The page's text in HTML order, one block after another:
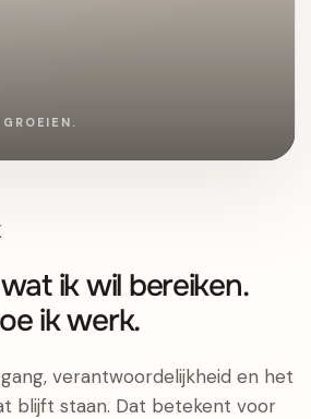
ik wil bereiken.
ik werk.
verantwoordelijkheid en het
blijft staan. Dat betekent voor